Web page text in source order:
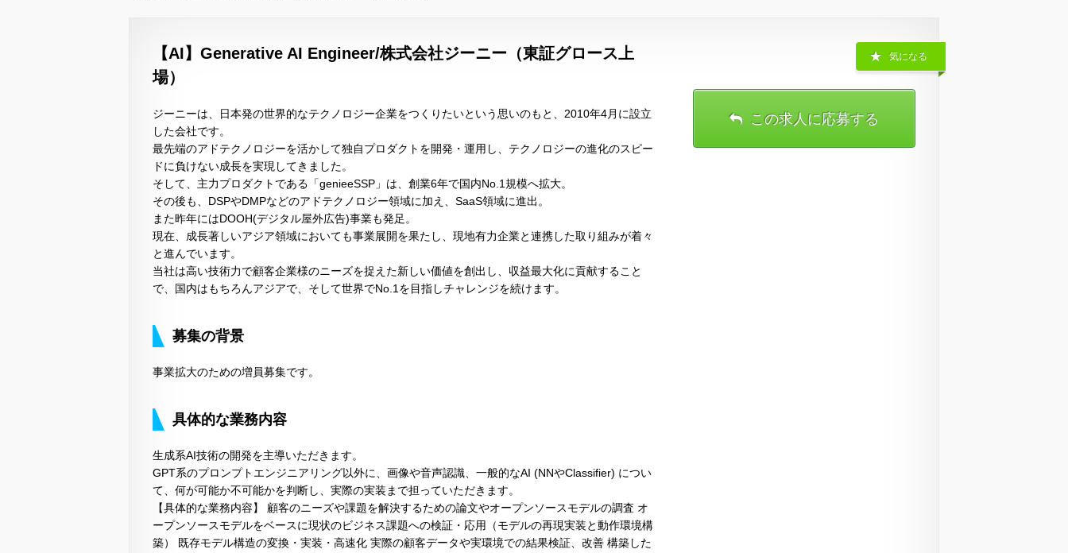
【AI】Generative AI Engineer/株式会社ジーニー（東証グロース上
場）
ジーニーは、日本発の世界的なテクノロジー企業をつくりたいという思いのもと、2010年4月に設立
した会社です。
最先端のアドテクノロジーを活かして独自プロダクトを開発・運用し、テクノロジーの進化のスピー
ドに負けない成長を実現してきました。
そして、主力プロダクトである「genieeSSP」は、創業6年で国内No.1規模へ拡大。
その後も、DSPやDMPなどのアドテクノロジー領域に加え、SaaS領域に進出。
また昨年にはDOOH(デジタル屋外広告)事業も発足。
現在、成長著しいアジア領域においても事業展開を果たし、現地有力企業と連携した取り組みが着々
と進んでいます。
当社は高い技術力で顧客企業様のニーズを捉えた新しい価値を創出し、収益最大化に貢献すること
で、国内はもちろんアジアで、そして世界でNo.1を目指しチャレンジを続けます。
募集の背景
事業拡大のための増員募集です。
具体的な業務内容
生成系AI技術の開発を主導いただきます。
GPT系のプロンプトエンジニアリング以外に、画像や音声認識、一般的なAI (NNやClassifier) につい
て、何が可能か不可能かを判断し、実際の実装まで担っていただきます。
【具体的な業務内容】 顧客のニーズや課題を解決するための論文やオープンソースモデルの調査 オ
ープンソースモデルをベースに現状のビジネス課題への検証・応用（モデルの再現実装と動作環境構
築） 既存モデル構造の変換・実装・高速化 実際の顧客データや実環境での結果検証、改善 構築した
気になる
この求人に応募する